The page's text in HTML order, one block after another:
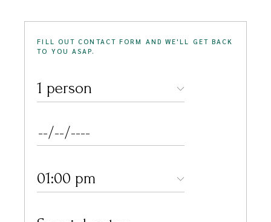
FILL OUT CONTACT FORM AND WE'LL GET BACK
TO YOU ASAP.